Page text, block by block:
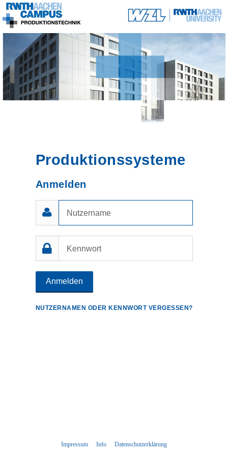
Produktionssysteme
Anmelden
Anmelden
NUTZERNAMEN ODER KENNWORT VERGESSEN?
Impressum Info Datenschutzerklärung